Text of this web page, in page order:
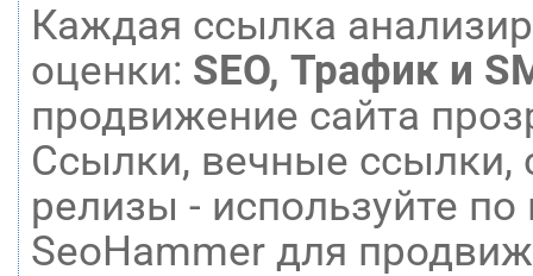
Каждая ссылка
оценки: SEO, Трафик и
продвижение сайта
Ссылки, вечные ссылки,
релизы - используйте
SeoHammer для